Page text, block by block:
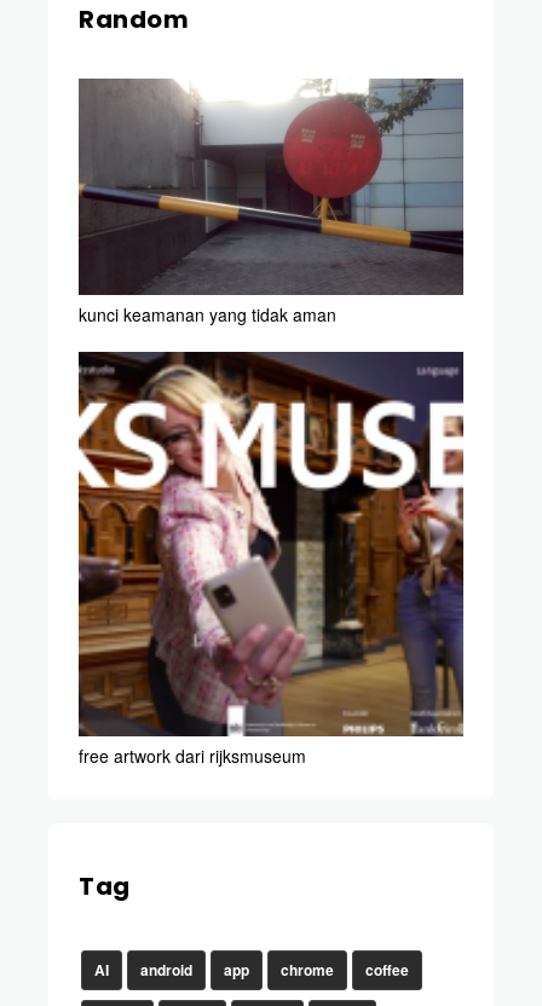
Random
kunci keamanan yang tidak aman
free artwork dari rijksmuseum
Tag
AI android app chrome coffee